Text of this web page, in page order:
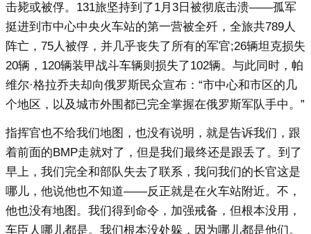
击毙或被俘。131旅坚持到了1月3日被彻底击溃——孤军
挺进到市中心中央火车站的第一营被全歼，全旅共789人
阵亡，75人被俘，并几乎丧失了所有的军官;26辆坦克损失
20辆，120辆装甲战斗车辆则损失了102辆。与此同时，帕
维尔·格拉乔夫却向俄罗斯民众宣布：“市中心和市区的几
个地区，以及城市外围都已完全掌握在俄罗斯军队手中。”
指挥官也不给我们地图，也没有说明，就是告诉我们，跟
着前面的BMP走就对了，但是我们最终还是跟丢了。到了
早上，我们完全和部队失去了联系，我问我们的长官这是
哪儿，他说他也不知道——反正就是在火车站附近。不，
他也没有地图。我们得到命令，加强戒备，但根本没用，
车臣人哪儿都是。我们根本没处躲，因为哪儿都是他们。